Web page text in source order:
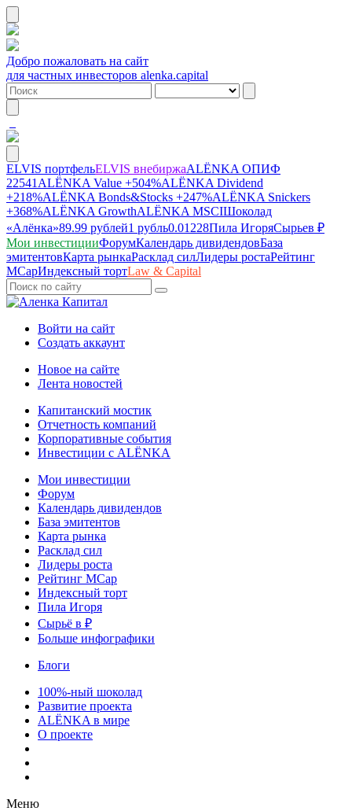
Добро пожаловать на сайт
для частных инвесторов alenka.capital
ELVIS портфельELVIS внебиржаALЁNKA ОПИФ
22541 ALЁNKA Value +504%ALЁNKA Dividend
+218%ALЁNKA Bonds&Stocks +247%ALЁNKA Snickers
+368%ALЁNKA GrowthALЁNKA MSCIШоколад
«Алёнка»89.99 рублей1 рубль0.01228Пила ИгоряСырьев ₽
Мои инвестицииФорумКалендарь дивидендовБаза
эмитентовКарта рынкаРасклад силЛидеры ростаРейтинг
MCapИндексный тортLaw & Capital
Войти на сайт
Создать аккаунт
Новое на сайте
Лента новостей
Капитанский мостик
Отчетность компаний
Корпоративные события
Инвестиции с ALЁNKA
Мои инвестиции
Форум
Календарь дивидендов
База эмитентов
Карта рынка
Расклад сил
Лидеры роста
Рейтинг MCap
Индексный торт
Пила Игоря
Сырьё в ₽
Больше инфографики
Блоги
100%-ный шоколад
Развитие проекта
ALЁNKA в мире
О проекте
Меню